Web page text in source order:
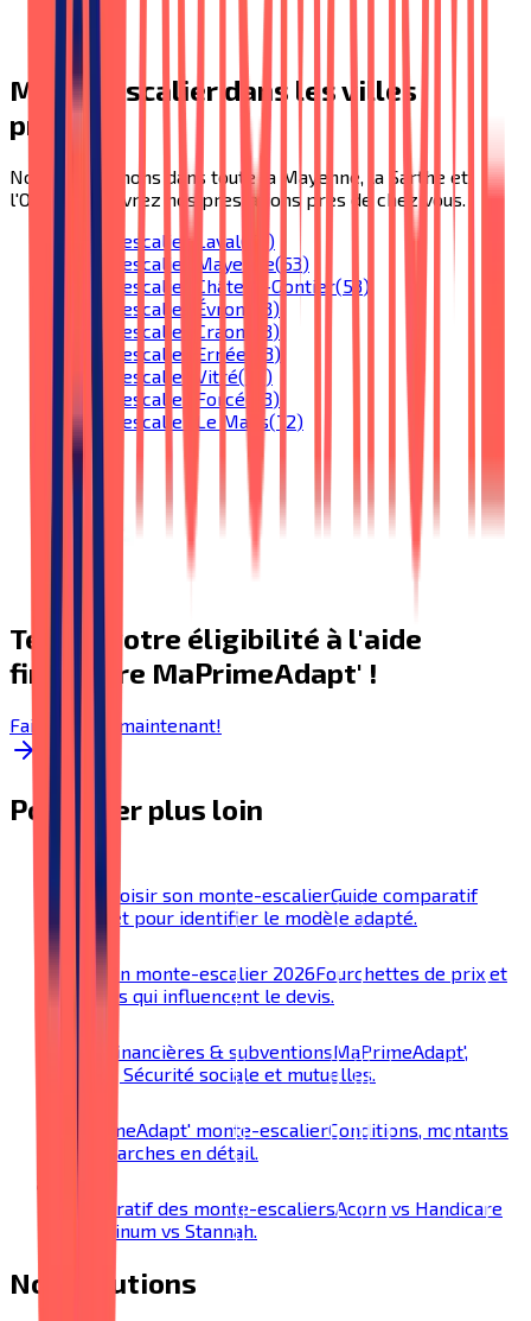
Monte-escalier dans les villes
proches
Nous intervenons dans toute la Mayenne, la Sarthe et
l'Orne. Découvrez nos prestations près de chez vous.
Monte-escalier Laval(
)
Monte-escalier
Mayenne( 53)
Monte-escalier
Château-Gontier(53)
Monte-escalier
Évron 53)
Monte-escalier
Craon 53)
Monte-escalier
Ernée 53)
Monte-escalier
Vitré(
)
Monte-escalier
Forcé( 53)
Monte-escalier
Le Mans(72)
Testez votre éligibilité à l'aide
financière MaPrimeAdapt' !
Faire le test maintenant!
Pour aller plus loin
Bien choisir son monte-escalierGuide comparatif
complet pour identifier le modèle adapté.
Prix d'un monte-escalier 2026Fourchettes de prix et
facteurs qui influencent le devis.
Aides financières & subventionsMaPrimeAdapt',
SoliHA, Sécurité sociale et mutuelles.
MaPrimeAdapt' monte-escalierConditions, montants
et démarches en détail.
Comparatif des monte-escaliersAcorn vs Handicare
vs Platinum vs Stannah.
Nos solutions